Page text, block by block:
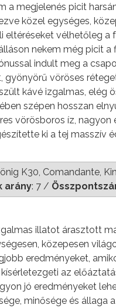
megjelenés picit
közel egységes,
eltéréseket vélhetőleg
nekem még picit a
indult meg a
gyönyörű vöröses
kávé izgalmas, elég
szépen hosszan
vörösboros íz, nagyon
ki a tej masszív
K30, Comandante,
arány: 7 /
illatot árasztott
közepesen
eredményeket,
az
jó eredményeket
minősége és állaga